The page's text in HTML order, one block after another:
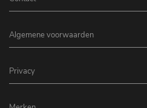
Algemene voorwaarden
Privacy